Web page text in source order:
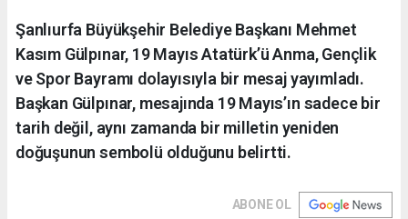
Şanlıurfa Büyükşehir Belediye Başkanı Mehmet
Kasım Gülpınar, 19 Mayıs Atatürk’ü Anma, Gençlik
ve Spor Bayramı dolayısıyla bir mesaj yayımladı.
Başkan Gülpınar, mesajında 19 Mayıs’ın sadece bir
tarih değil, aynı zamanda bir milletin yeniden
doğuşunun sembolü olduğunu belirtti.
ABONE OL